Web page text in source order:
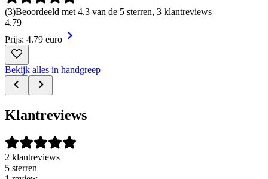
(3)Beoordeeld met 4.3 van de 5 sterren, 3 klantreviews
4.79
Prijs: 4.79 euro
Bekijk alles in handgreep
Klantreviews
2 klantreviews
5 sterren